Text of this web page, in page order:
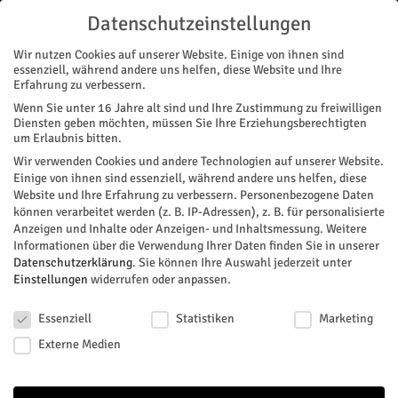
Start
« Alle Veranstaltungen
Diese Veranstaltung hat bereits stattgefunden.
Nürnberg
Datenschutzeinstellungen
Wir nutzen Cookies auf unserer Website. Einige von ihnen sind
essenziell, während andere uns helfen, diese Website und Ihre
Erfahrung zu verbessern.
Wenn Sie unter 16 Jahre alt sind und Ihre Zustimmung zu freiwilligen
Diensten geben möchten, müssen Sie Ihre Erziehungsberechtigten
um Erlaubnis bitten.
Wir verwenden Cookies und andere Technologien auf unserer Website.
Einige von ihnen sind essenziell, während andere uns helfen, diese
Website und Ihre Erfahrung zu verbessern. Personenbezogene Daten
können verarbeitet werden (z. B. IP-Adressen), z. B. für personalisierte
Anzeigen und Inhalte oder Anzeigen- und Inhaltsmessung. Weitere
Informationen über die Verwendung Ihrer Daten finden Sie in unserer
Datenschutzerklärung. Sie können Ihre Auswahl jederzeit unter
Einstellungen widerrufen oder anpassen.
Essenziell
Statistiken
Marketing
Externe Medien